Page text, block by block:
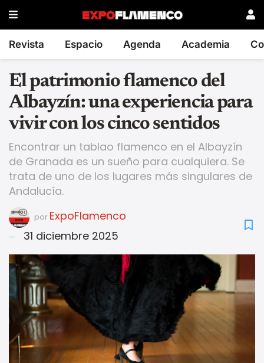
Revista Espacio Agenda Academia
El patrimonio flamenco del
Albayzín: una experiencia para
vivir con los cinco sentidos
Encontrar un tablao flamenco en el Albayzín
de Granada es un sueño para cualquiera. Se
trata de uno de los lugares más singulares de
Andalucía.
por ExpoFlamenco
31 diciembre 2025